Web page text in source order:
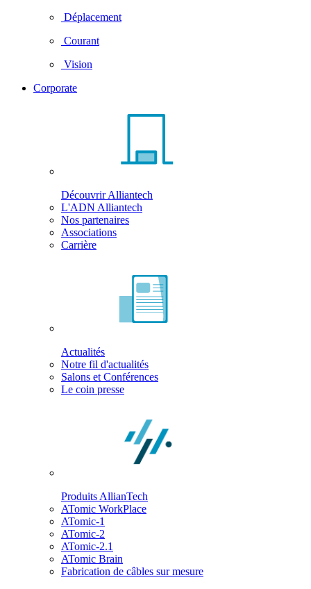
Déplacement
Courant
Vision
Corporate
Découvrir Alliantech
L'ADN Alliantech
Nos partenaires
Associations
Carrière
Actualités
Notre fil d'actualités
Salons et Conférences
Le coin presse
Produits AllianTech
ATomic WorkPlace
ATomic-1
ATomic-2
ATomic-2.1
ATomic Brain
Fabrication de câbles sur mesure